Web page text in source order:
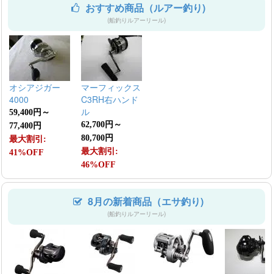
おすすめ商品（ルアー釣り)
(船釣りルアーリール)
オシアジガー
4000
59,400円～
77,400円
最大割引:
41%OFF
マーフィックス
C3RH右ハンド
ル
62,700円～
80,700円
最大割引:
46%OFF
8月の新着商品（エサ釣り)
(船釣りルアーリール)